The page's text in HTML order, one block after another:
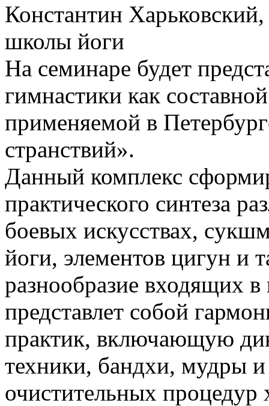
Константин
школы йоги
На семинаре будет
гимнастики как
применяемой в
странствий».
Данный комплекс
практического синтеза
боевых искусствах,
йоги, элементов цигун и
разнообразие входящих
представлет собой
практик, включающую
техники, бандхи, мудры
очистительных процедур